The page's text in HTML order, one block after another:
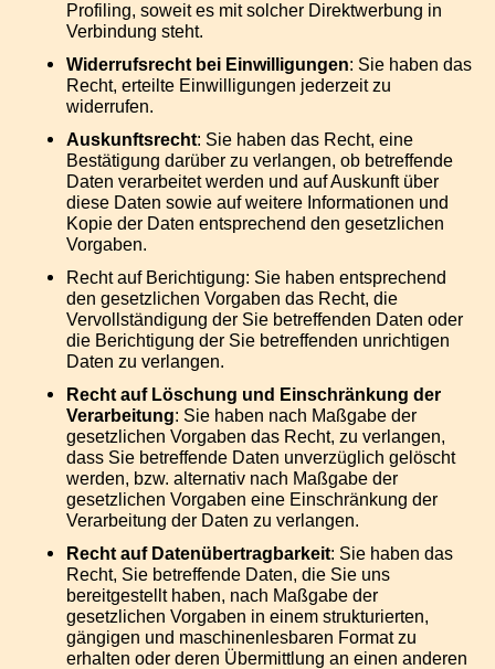
Profiling, soweit es mit solcher Direktwerbung in
Verbindung steht.
Widerrufsrecht bei Einwilligungen: Sie haben das
Recht, erteilte Einwilligungen jederzeit zu
widerrufen.
Auskunftsrecht: Sie haben das Recht, eine
Bestätigung darüber zu verlangen, ob betreffende
Daten verarbeitet werden und auf Auskunft über
diese Daten sowie auf weitere Informationen und
Kopie der Daten entsprechend den gesetzlichen
Vorgaben.
Recht auf Berichtigung: Sie haben entsprechend
den gesetzlichen Vorgaben das Recht, die
Vervollständigung der Sie betreffenden Daten oder
die Berichtigung der Sie betreffenden unrichtigen
Daten zu verlangen.
Recht auf Löschung und Einschränkung der
Verarbeitung: Sie haben nach Maßgabe der
gesetzlichen Vorgaben das Recht, zu verlangen,
dass Sie betreffende Daten unverzüglich gelöscht
werden, bzw. alternativ nach Maßgabe der
gesetzlichen Vorgaben eine Einschränkung der
Verarbeitung der Daten zu verlangen.
Recht auf Datenübertragbarkeit: Sie haben das
Recht, Sie betreffende Daten, die Sie uns
bereitgestellt haben, nach Maßgabe der
gesetzlichen Vorgaben in einem strukturierten,
gängigen und maschinenlesbaren Format zu
erhalten oder deren Übermittlung an einen anderen